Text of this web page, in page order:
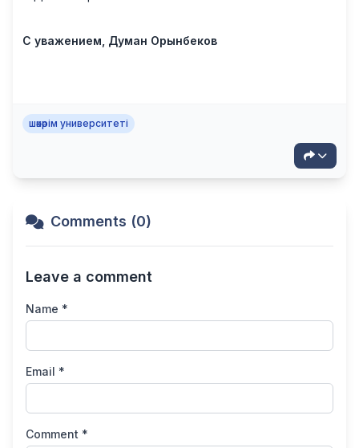
С уважением, Думан Орынбеков
шәкәрім университеті
Comments (0)
Leave a comment
Name *
Email *
Comment *